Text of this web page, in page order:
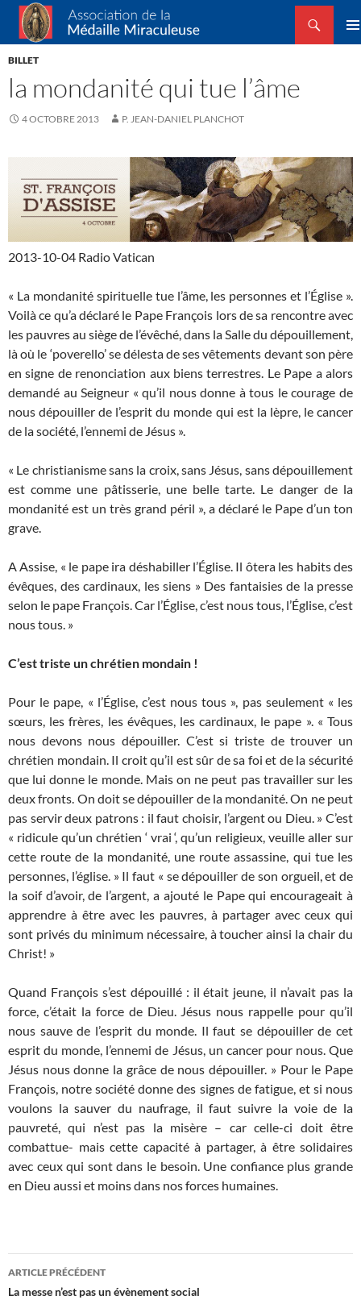
Association de la Médaille Miraculeuse
Recherche
ALLER
AU
BILLET
la mondanité qui tue l’âme
4 OCTOBRE 2013 P. JEAN-DANIEL PLANCHOT
2013-10-04 Radio Vatican
« La mondanité spirituelle tue l’âme, les personnes et l’Église ».
Voilà ce qu’a déclaré le Pape François lors de sa rencontre avec
les pauvres au siège de l’évêché, dans la Salle du dépouillement,
là où le ‘poverello’ se délesta de ses vêtements devant son père
en signe de renonciation aux biens terrestres. Le Pape a alors
demandé au Seigneur « qu’il nous donne à tous le courage de
nous dépouiller de l’esprit du monde qui est la lèpre, le cancer
de la société, l’ennemi de Jésus ».
« Le christianisme sans la croix, sans Jésus, sans dépouillement
est comme une pâtisserie, une belle tarte. Le danger de la
mondanité est un très grand péril », a déclaré le Pape d’un ton
grave.
A Assise, « le pape ira déshabiller l’Église. Il ôtera les habits des
évêques, des cardinaux, les siens » Des fantaisies de la presse
selon le pape François. Car l’Église, c’est nous tous, l’Église, c’est
nous tous. »
C’est triste un chrétien mondain !
Pour le pape, « l’Église, c’est nous tous », pas seulement « les
sœurs, les frères, les évêques, les cardinaux, le pape ». « Tous
nous devons nous dépouiller. C’est si triste de trouver un
chrétien mondain. Il croit qu’il est sûr de sa foi et de la sécurité
que lui donne le monde. Mais on ne peut pas travailler sur les
deux fronts. On doit se dépouiller de la mondanité. On ne peut
pas servir deux patrons : il faut choisir, l’argent ou Dieu. » C’est
« ridicule qu’un chrétien ‘ vrai ‘, qu’un religieux, veuille aller sur
cette route de la mondanité, une route assassine, qui tue les
personnes, l’église. » Il faut « se dépouiller de son orgueil, et de
la soif d’avoir, de l’argent, a ajouté le Pape qui encourageait à
apprendre à être avec les pauvres, à partager avec ceux qui
sont privés du minimum nécessaire, à toucher ainsi la chair du
Christ! »
Quand François s’est dépouillé : il était jeune, il n’avait pas la
force, c’était la force de Dieu. Jésus nous rappelle pour qu’il
nous sauve de l’esprit du monde. Il faut se dépouiller de cet
esprit du monde, l’ennemi de Jésus, un cancer pour nous. Que
Jésus nous donne la grâce de nous dépouiller. » Pour le Pape
François, notre société donne des signes de fatigue, et si nous
voulons la sauver du naufrage, il faut suivre la voie de la
pauvreté, qui n’est pas la misère – car celle-ci doit être
combattue- mais cette capacité à partager, à être solidaires
avec ceux qui sont dans le besoin. Une confiance plus grande
en Dieu aussi et moins dans nos forces humaines.
Navigation
des
ARTICLE PRÉCÉDENT
La messe n’est pas un évènement social